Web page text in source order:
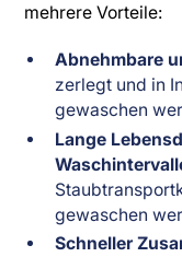
mehrere Vorteile:
Abnehmbare
zerlegt und in
gewaschen
Lange
gewaschen
Schneller